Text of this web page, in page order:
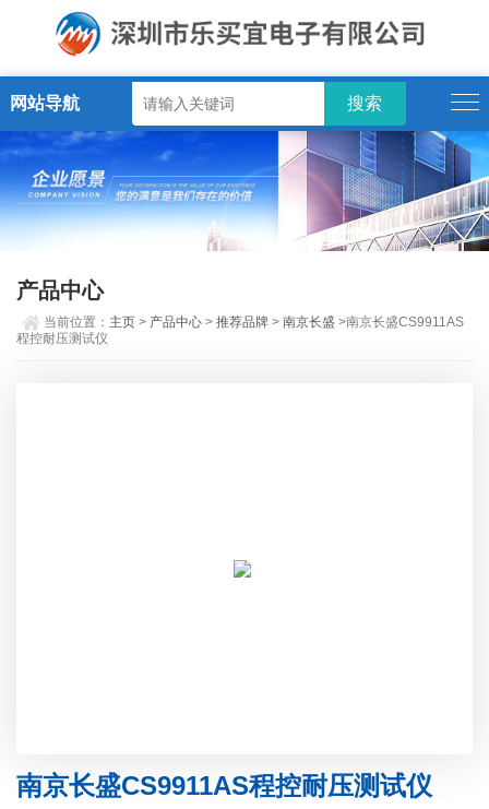
网站导航
产品中心
当前位置： 主页 > 产品中心 >推荐品牌 >南京长盛 >南京长盛CS9911AS
程控耐压测试仪
南京长盛CS9911AS程控耐压测试仪